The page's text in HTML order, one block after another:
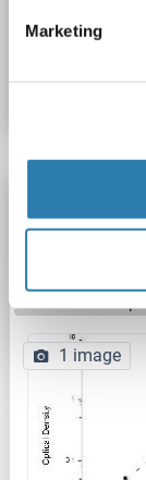
Marketing
N° du produit
Fiche
LBP
1.88 ng/mL -
1 image